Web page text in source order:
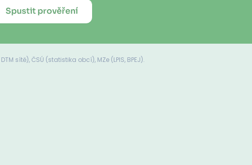
Spustit prověření
sítě), ČSÚ (statistika obcí), MZe (LPIS, BPEJ).